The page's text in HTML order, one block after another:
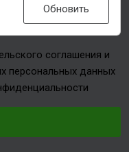
Обновить
соглашения и
персональных данных